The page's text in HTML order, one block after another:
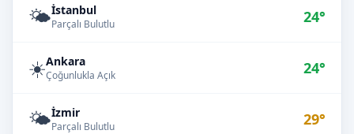
🌤️İstanbul
Parçalı Bulutlu 24°
☀️Ankara
Çoğunlukla Açık 24°
🌤️İzmir
Parçalı Bulutlu 29°